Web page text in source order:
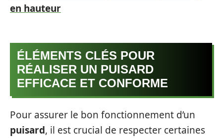
en hauteur
ÉLÉMENTS CLÉS POUR
RÉALISER UN PUISARD
EFFICACE ET CONFORME
Pour assurer le bon fonctionnement d’un
puisard, il est crucial de respecter certaines